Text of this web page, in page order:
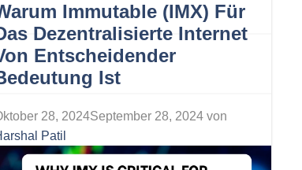
Immutable (IMX) Für
Dezentralisierte Internet
Entscheidender
Ist
28, 2024September 28, 2024 von
Patil